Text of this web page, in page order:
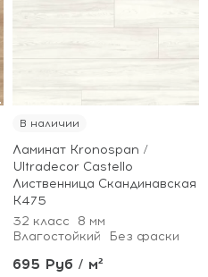
В наличии
Ламинат Kronospan /
Ultradecor Castello
Лиственница Скандинавская
K475
32 класс
8 мм
Влагостойкий
Без фаски
695 Руб / м²